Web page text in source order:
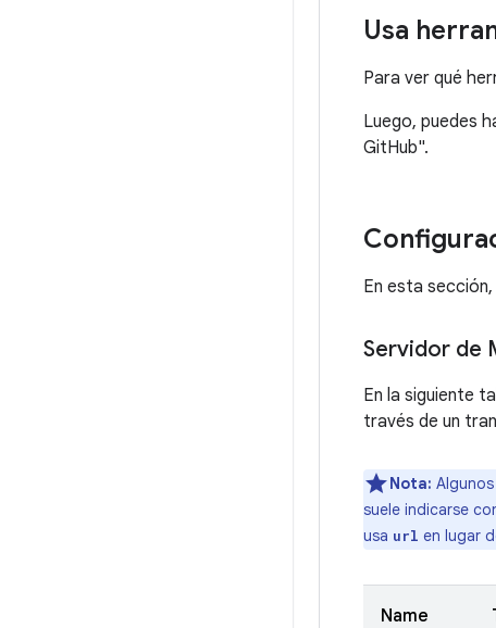
Usa
Para ver qué
Luego, puedes
GitHub".
En esta
Servidor de
En la siguiente
través de un
Nota:
suele indicarse
usa url en lugar
Name